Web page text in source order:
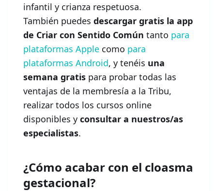
infantil y crianza respetuosa.
También puedes descargar gratis la app
de Criar con Sentido Común tanto para
plataformas Apple como para
plataformas Android, y tenéis una
semana gratis para probar todas las
ventajas de la membresía a la Tribu,
realizar todos los cursos online
disponibles y consultar a nuestros/as
especialistas.
¿Cómo acabar con el cloasma
gestacional?